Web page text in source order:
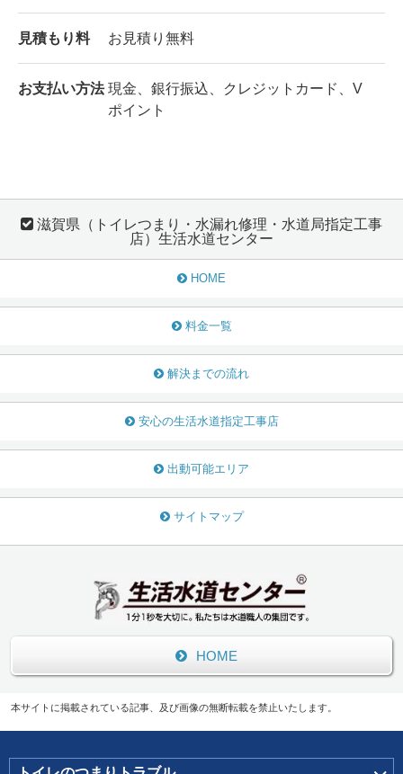
見積もり料 お見積り無料
お支払い方法 現金、銀行振込、クレジットカード、V
ポイント
滋賀県（トイレつまり・水漏れ修理・水道局指定工事
店）生活水道センター
HOME
料金一覧
解決までの流れ
安心の生活水道指定工事店
出動可能エリア
サイトマップ
HOME
本サイトに掲載されている記事、及び画像の無断転載を禁止いたします。